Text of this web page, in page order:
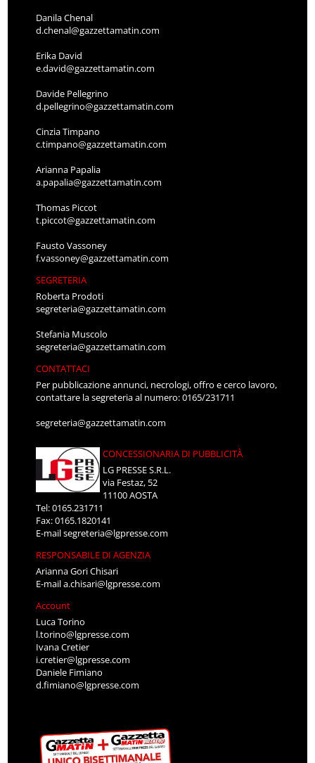
Danila Chenal
d.chenal@gazzettamatin.com
Erika David
e.david@gazzettamatin.com
Davide Pellegrino
d.pellegrino@gazzettamatin.com
Cinzia Timpano
c.timpano@gazzettamatin.com
Arianna Papalia
a.papalia@gazzettamatin.com
Thomas Piccot
t.piccot@gazzettamatin.com
Fausto Vassoney
f.vassoney@gazzettamatin.com
SEGRETERIA
Roberta Prodoti
segreteria@gazzettamatin.com
Stefania Muscolo
segreteria@gazzettamatin.com
CONTATTACI
Per pubblicazione annunci, necrologi, offro e cerco lavoro,
contattare la segreteria al numero: 0165/231711
segreteria@gazzettamatin.com
CONCESSIONARIA DI PUBBLICITÀ
LG PRESSE S.R.L.
via Festaz, 52
11100 AOSTA
Tel: 0165.231711
Fax: 0165.1820141
E-mailsegreteria@lgpresse.com
RESPONSABILE DI AGENZIA
Arianna Gori Chisari
E-maila.chisari@lgpresse.com
Account
Luca Torino
l.torino@lgpresse.com
Ivana Cretier
i.cretier@lgpresse.com
Daniele Fimiano
d.fimiano@lgpresse.com